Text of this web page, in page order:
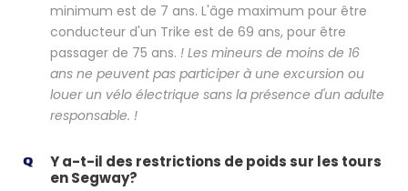
minimum est de 7 ans. L'âge maximum pour être
conducteur d'un Trike est de 69 ans, pour être
passager de 75 ans. ! Les mineurs de moins de 16
ans ne peuvent pas participer à une excursion ou
louer un vélo électrique sans la présence d'un adulte
responsable. !
Y a-t-il des restrictions de poids sur les tours
en Segway?